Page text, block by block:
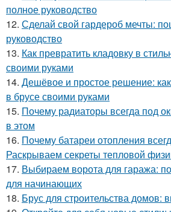
полное руководство
12. Сделай свой гардероб мечты:
руководство
13. Как превратить кладовку в
своими руками
14. Дешёвое и простое решение:
в брусе своими руками
15. Почему радиаторы всегда под
в этом
16. Почему батареи отопления
Раскрываем секреты тепловой
17. Выбираем ворота для гаража:
для начинающих
18. Брус для строительства домов: